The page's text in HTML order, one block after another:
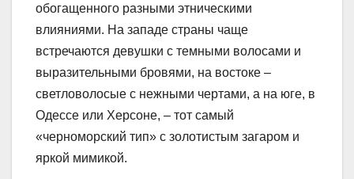
обогащенного разными этническими
влияниями. На западе страны чаще
встречаются девушки с темными волосами и
выразительными бровями, на востоке –
светловолосые с нежными чертами, а на юге, в
Одессе или Херсоне, – тот самый
«черноморский тип» с золотистым загаром и
яркой мимикой.